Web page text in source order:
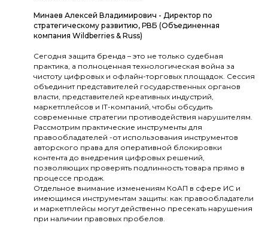
Минаев Алексей Владимирович - Директор по
стратегическому развитию, РВБ (Объединенная
компания Wildberries & Russ)
Сегодня защита бренда – это не только судебная
практика, а полноценная технологическая война за
чистоту цифровых и офлайн-торговых площадок. Сессия
объединит представителей государственных органов
власти, представителей креативных индустрий,
маркетплейсов и IT-компаний, чтобы обсудить
современные стратегии противодействия нарушителям.
Рассмотрим практические инструменты для
правообладателей -от использования инструментов
авторского права для оперативной блокировки
контента до внедрения цифровых решений,
позволяющих проверять подлинность товара прямо в
процессе продаж.
Отдельное внимание изменениям КоАП в сфере ИС и
имеющимся инструментам защиты: как правообладатели
и маркетплейсы могут действенно пресекать нарушения
при наличии правовых пробелов.